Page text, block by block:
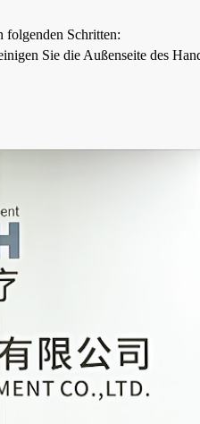
folgenden Schritten:
Sie die Außenseite des